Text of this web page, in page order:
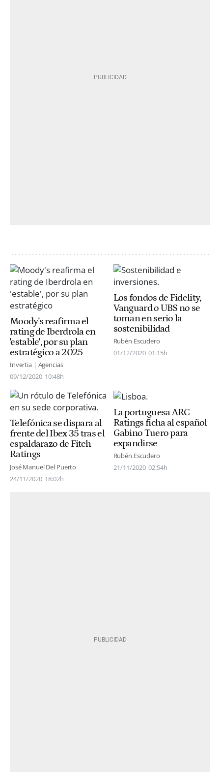
Moody's reafirma el
rating de Iberdrola en
'estable', por su plan
estratégico a 2025
Invertia | Agencias
09/12/2020 10:48h
Los fondos de Fidelity,
Vanguard o UBS no se
toman en serio la
sostenibilidad
Rubén Escudero
01/12/2020 01:15h
Telefónica se dispara al
frente del Ibex 35 tras el
espaldarazo de Fitch
Ratings
José Manuel Del Puerto
24/11/2020 18:02h
La portuguesa ARC
Ratings ficha al español
Gabino Tuero para
expandirse
Rubén Escudero
21/11/2020 02:54h